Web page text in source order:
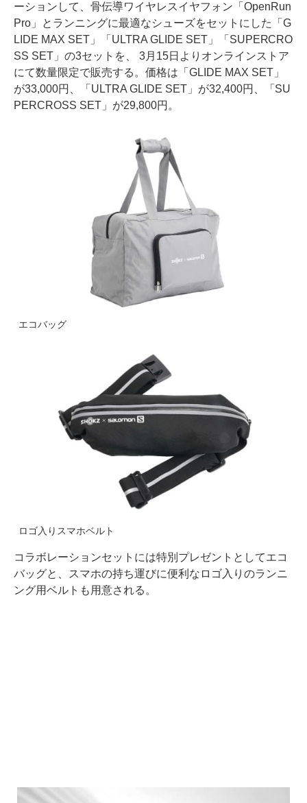
ーションして、骨伝導ワイヤレスイヤフォン「OpenRun
Pro」とランニングに最適なシューズをセットにした「G
LIDE MAX SET」「ULTRA GLIDE SET」「SUPERCRO
SS SET」の3セットを、 3月15日よりオンラインストア
にて数量限定で販売する。価格は「GLIDE MAX SET」
が33,000円、「ULTRA GLIDE SET」が32,400円、「SU
PERCROSS SET」が29,800円。
エコバッグ
ロゴ入りスマホベルト
コラボレーションセットには特別プレゼントとしてエコ
バッグと、スマホの持ち運びに便利なロゴ入りのランニ
ング用ベルトも用意される。